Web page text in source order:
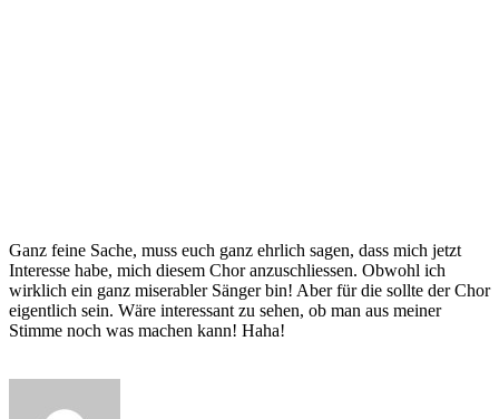
Ganz feine Sache, muss euch ganz ehrlich sagen, dass mich jetzt
Interesse habe, mich diesem Chor anzuschliessen. Obwohl ich
wirklich ein ganz miserabler Sänger bin! Aber für die sollte der Chor
eigentlich sein. Wäre interessant zu sehen, ob man aus meiner
Stimme noch was machen kann! Haha!